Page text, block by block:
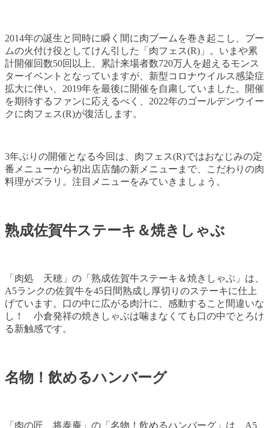
2014年の誕生と同時に瞬く間に肉ブームを巻き起こし、ブー
ムの火付け役としてけん引した「肉フェス(R)」。いまや累
計開催回数50回以上、累計来場者数720万人を超えるモンス
ターイベントとなっていますが、新型コロナウイルス感染症
拡大に伴い、2019年を最後に開催を自粛していました。開催
を期待するファンに応えるべく、2022年のゴールデンウイー
クに肉フェス(R)が復活します。
3年ぶりの開催となる今回は、肉フェス(R)ではおなじみの定
番メニューから初出店店舗の新メニューまで、こだわりの肉
料理がズラリ。注目メニューをみていきましょう。
熟成佐賀牛ステーキ＆焼きしゃぶ
「肉処 天穂」の「熟成佐賀牛ステーキ＆焼きしゃぶ」は、
A5ランクの佐賀牛を45日間熟成し厚切りのステーキに仕上
げています。口の中に広がる肉汁に、感動すること間違いな
し！ 小倉発祥の焼きしゃぶは噛まなくても口の中でとろけ
る新触感です。
名物！飲めるハンバーグ
「肉の匠 将泰庵」の「名物！飲めるハンバーグ」は、A5